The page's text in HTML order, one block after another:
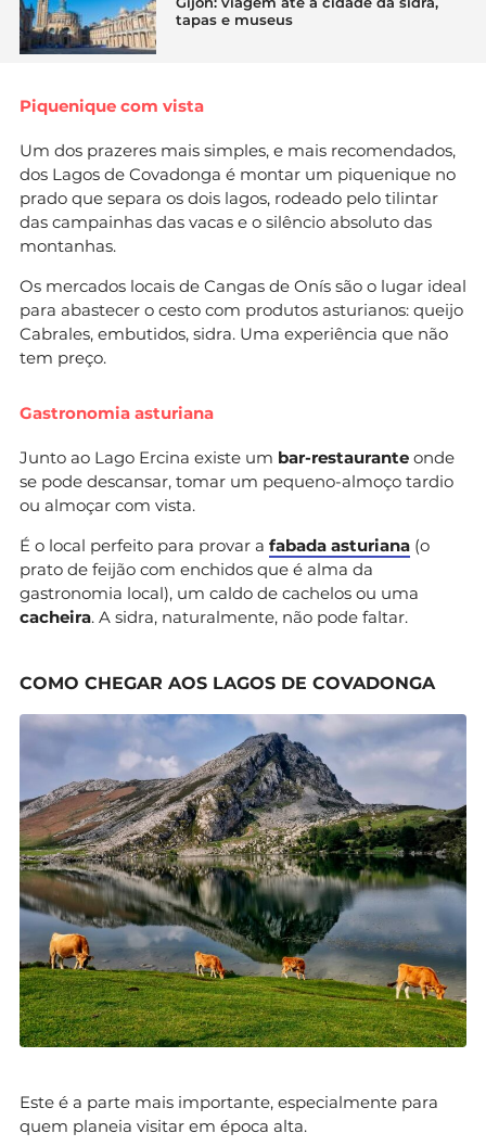
tapas e museus
Piquenique com vista
Um dos prazeres mais simples, e mais recomendados,
dos Lagos de Covadonga é montar um piquenique no
prado que separa os dois lagos, rodeado pelo tilintar
das campainhas das vacas e o silêncio absoluto das
montanhas.
Os mercados locais de Cangas de Onís são o lugar ideal
para abastecer o cesto com produtos asturianos: queijo
Cabrales, embutidos, sidra. Uma experiência que não
tem preço.
Gastronomia asturiana
Junto ao Lago Ercina existe um bar-restaurante onde
se pode descansar, tomar um pequeno-almoço tardio
ou almoçar com vista.
É o local perfeito para provar a fabada asturiana (o
prato de feijão com enchidos que é alma da
gastronomia local), um caldo de cachelos ou uma
cacheira. A sidra, naturalmente, não pode faltar.
COMO CHEGAR AOS LAGOS DE COVADONGA
Este é a parte mais importante, especialmente para
quem planeia visitar em época alta.